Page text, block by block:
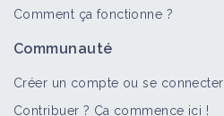
Comment ça fonctionne ?
Communauté
Créer un compte ou se connecter
Contribuer ? Ça commence ici !